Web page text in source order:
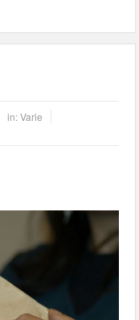
in:Varie